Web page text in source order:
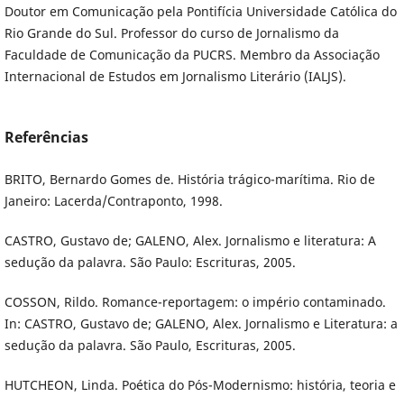
Doutor em Comunicação pela Pontifícia Universidade Católica do
Rio Grande do Sul. Professor do curso de Jornalismo da
Faculdade de Comunicação da PUCRS. Membro da Associação
Internacional de Estudos em Jornalismo Literário (IALJS).
Referências
BRITO, Bernardo Gomes de. História trágico-marítima. Rio de
Janeiro: Lacerda/Contraponto, 1998.
CASTRO, Gustavo de; GALENO, Alex. Jornalismo e literatura: A
sedução da palavra. São Paulo: Escrituras, 2005.
COSSON, Rildo. Romance-reportagem: o império contaminado.
In: CASTRO, Gustavo de; GALENO, Alex. Jornalismo e Literatura: a
sedução da palavra. São Paulo, Escrituras, 2005.
HUTCHEON, Linda. Poética do Pós-Modernismo: história, teoria e